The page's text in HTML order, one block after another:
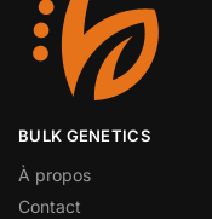
BULK GENETICS
À propos
Contact